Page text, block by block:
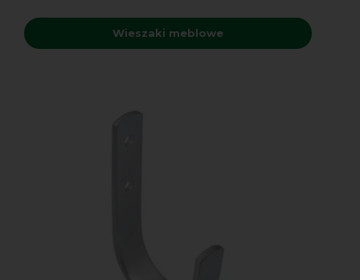
Wieszaki meblowe